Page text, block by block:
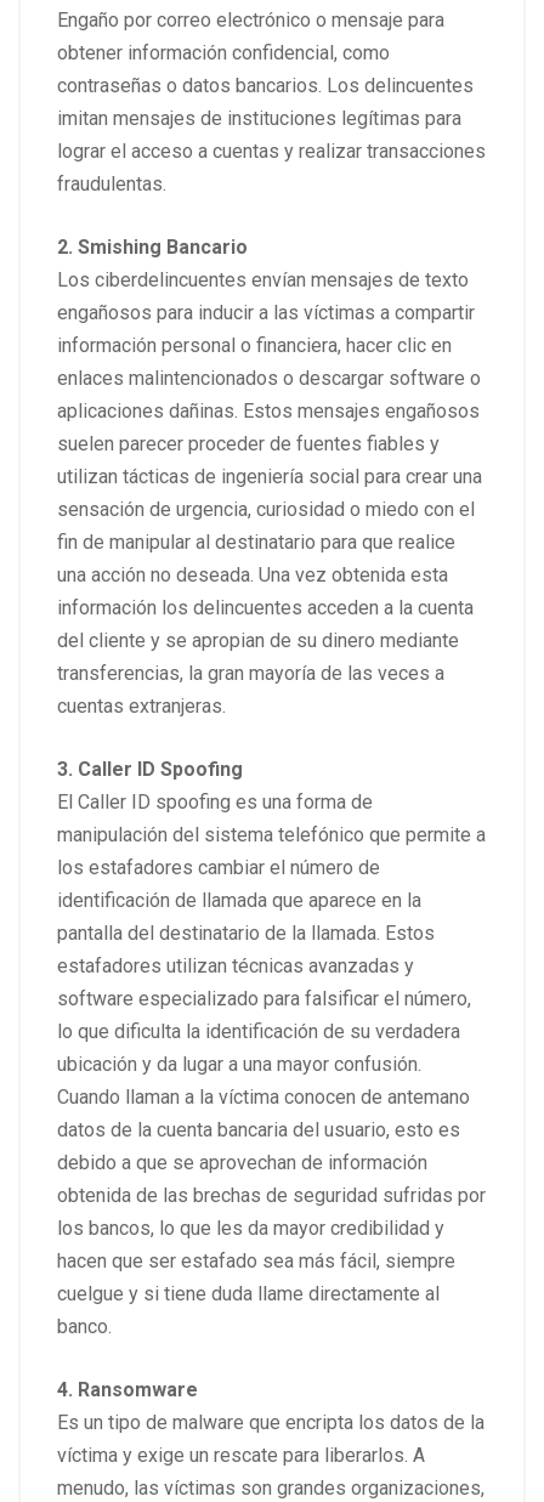
Engaño por correo electrónico o mensaje para
obtener información confidencial, como
contraseñas o datos bancarios. Los delincuentes
imitan mensajes de instituciones legítimas para
lograr el acceso a cuentas y realizar transacciones
fraudulentas.
2. Smishing Bancario
Los ciberdelincuentes envían mensajes de texto
engañosos para inducir a las víctimas a compartir
información personal o financiera, hacer clic en
enlaces malintencionados o descargar software o
aplicaciones dañinas. Estos mensajes engañosos
suelen parecer proceder de fuentes fiables y
utilizan tácticas de ingeniería social para crear una
sensación de urgencia, curiosidad o miedo con el
fin de manipular al destinatario para que realice
una acción no deseada. Una vez obtenida esta
información los delincuentes acceden a la cuenta
del cliente y se apropian de su dinero mediante
transferencias, la gran mayoría de las veces a
cuentas extranjeras.
3. Caller ID Spoofing
El Caller ID spoofing es una forma de
manipulación del sistema telefónico que permite a
los estafadores cambiar el número de
identificación de llamada que aparece en la
pantalla del destinatario de la llamada. Estos
estafadores utilizan técnicas avanzadas y
software especializado para falsificar el número,
lo que dificulta la identificación de su verdadera
ubicación y da lugar a una mayor confusión.
Cuando llaman a la víctima conocen de antemano
datos de la cuenta bancaria del usuario, esto es
debido a que se aprovechan de información
obtenida de las brechas de seguridad sufridas por
los bancos, lo que les da mayor credibilidad y
hacen que ser estafado sea más fácil, siempre
cuelgue y si tiene duda llame directamente al
banco.
4. Ransomware
Es un tipo de malware que encripta los datos de la
víctima y exige un rescate para liberarlos. A
menudo, las víctimas son grandes organizaciones,